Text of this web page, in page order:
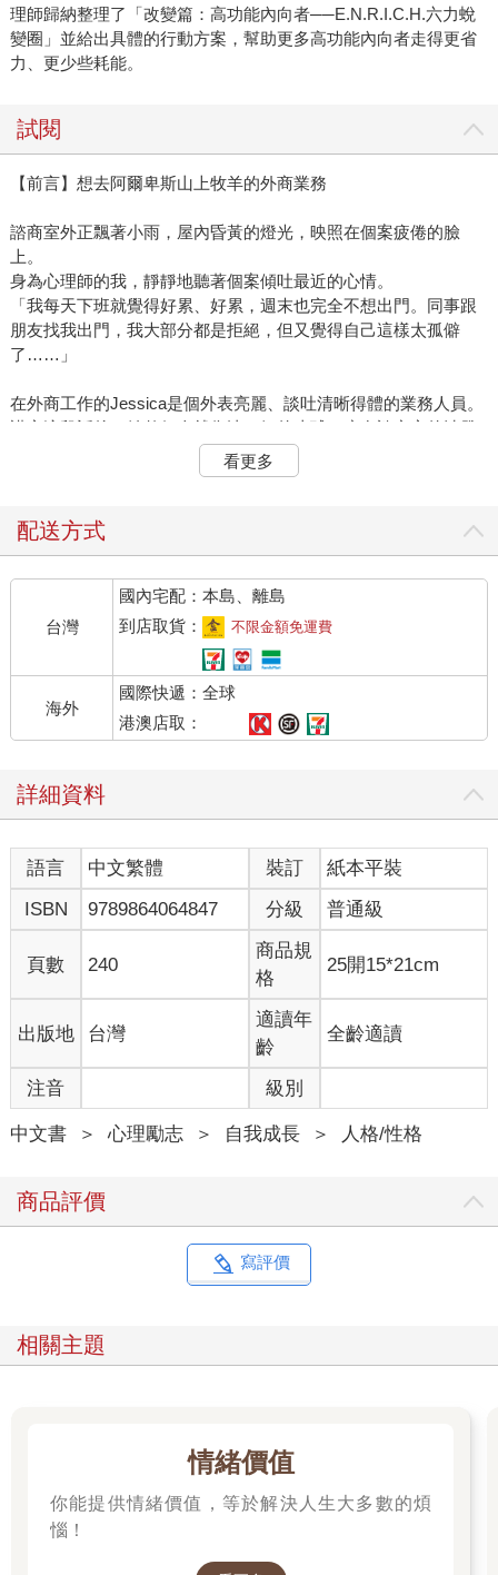
理師歸納整理了「改變篇：高功能內向者──E.N.R.I.C.H.六力蛻
變圈」並給出具體的行動方案，幫助更多高功能內向者走得更省
力、更少些耗能。
試閱
【前言】想去阿爾卑斯山上牧羊的外商業務
諮商室外正飄著小雨，屋內昏黃的燈光，映照在個案疲倦的臉
上。
身為心理師的我，靜靜地聽著個案傾吐最近的心情。
「我每天下班就覺得好累、好累，週末也完全不想出門。同事跟
朋友找我出門，我大部分都是拒絕，但又覺得自己這樣太孤僻
了……」
在外商工作的Jessica是個外表亮麗、談吐清晰得體的業務人員。
講完這段話後，她整個人就像洩了氣的皮球，癱在諮商室的沙發
「最近工作中有什麼讓你覺得特別有壓力的人或事嗎？」身為心
「其實沒有。我的業績都有達標，團隊的氣氛也算不錯。主管雖
案，不知道有沒有關係。」Jessica盤點了工作的各個面向，卻似
乎找不到真正的關鍵點。
「那你還記得最近一次讓你覺得筋疲力竭，是什麼樣的情境
嗎？」
我不死心地追問，想找到理解個案內心世界的入口。
「可能是上個禮拜吧。我們公司辦了個慶功宴，大家都跟我說
『恭喜、恭喜，這次表現得很好。』我表面上都說謝謝、謝謝，
「我覺得大家好煩，可是又覺得這樣不太好，所以就硬撐到九點
多。回家後，我覺得自己好奇怪，明明是一件應該很開心的事，
為什麼自己卻開心不起來。」
Jessica對自己的反應充滿懷疑，甚至自我質疑。
這時候，我好像抓到了一點線索。
我試著驗證我的猜測：「你是不是覺得，那些人其實你不太熟，
你只是把工作做好、取得了很棒的成果。被肯定是開心的，但那
些表面的社交，讓你非常耗能。」
Jessica的眼睛發亮，像是終於被人理解了。
接著，我繼續說：「雖然你的工作能力很好，工作上的人際互動
也算游刃有餘，但那只是工作時的樣子。私底下的你，其實是個
對於別人的感受與反應很敏感，而且需要比別人用更多的時間來
休息、恢復的人。」
「但其實，我認為對你來說最辛苦的，除了那些沒有意義的交際
應酬，還有一件事。」
「是什麼？」Jessica期待地問。
己：『這樣不對、這樣不應該、這樣不合群，應該要更活潑、更
積極！』所以你戴上面具，試著成為別人期待的樣子。這才是最
雖然Jessica沒說太多，但能感覺到她整個人放鬆下來，像是終於
不用再強撐。被理解的釋然，也讓積累的疲倦一湧而出。
看更多
配送方式
台灣
國內宅配：本島、離島
到店取貨：
不限金額免運費
海外
國際快遞：全球
港澳店取：
詳細資料
語言 中文繁體 裝訂
紙本平裝
ISBN
9789864064847 分級 普通級
頁數 240
商品規
格
25開15*21cm
出版地 台灣
適讀年
齡
全齡適讀
注音 級別
中文書 ＞ 心理勵志 ＞ 自我成長 ＞ 人格/性格
商品評價
寫評價
相關主題
情緒價值
你能提供情緒價值，等於解決人生大多數的煩
惱！